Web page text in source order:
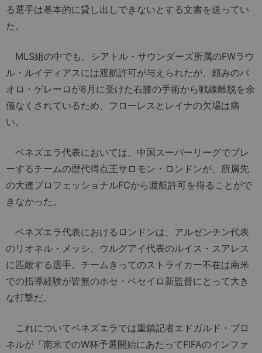
る選手は基本的に貸し出しできないとする文書を送ってい
た。
MLS組の中でも、シアトル・サウンダーズ所属のFWラウ
ル・ルイディアスには渡航許可が与えられたが、頼みのパ
オロ・ゲレーロが8月に受けた右膝の手術から戦線離脱を余
儀なくされているため、フローレスとレイナの欠場は痛
い。
ベネズエラ代表においては、中国スーパーリーグでプレ
ーするチームの歴代得点王サロモン・ロンドンが、所属先
の大連プロフェッショナルFCから渡航許可を得ることがで
きなかった。
ベネズエラ代表におけるロンドンは、アルゼンチン代表
のリオネル・メッシ、ウルグアイ代表のルイス・スアレス
に匹敵する選手。チームきってのストライカー不在は南米
での指導経験が皆無のホセ・ペセイロ新監督にとって大き
な打撃だ。
これについてベネズエラでは重鎮記者エドガルド・ブロ
ネルが「南米でのW杯予選開始にあたってFIFAのインファ